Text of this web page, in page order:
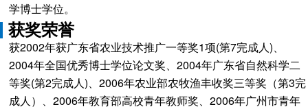
学博士学位。
获奖荣誉
获2002年获广东省农业技术推广一等奖1项(第7完成人)、
2004年全国优秀博士学位论文奖、2004年广东省自然科学二
等奖(第2完成人)、2006年农业部农牧渔丰收奖三等奖（第3完
成人）、2006年教育部高校青年教师奖、2006年广州市青年